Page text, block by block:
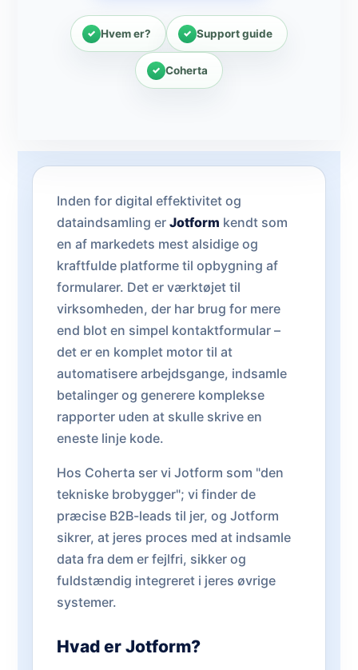
Hvem er? Support guide
Coherta
Inden for digital effektivitet og
dataindsamling er Jotform kendt som
en af markedets mest alsidige og
kraftfulde platforme til opbygning af
formularer. Det er værktøjet til
virksomheden, der har brug for mere
end blot en simpel kontaktformular –
det er en komplet motor til at
automatisere arbejdsgange, indsamle
betalinger og generere komplekse
rapporter uden at skulle skrive en
eneste linje kode.
Hos Coherta ser vi Jotform som "den
tekniske brobygger"; vi finder de
præcise B2B-leads til jer, og Jotform
sikrer, at jeres proces med at indsamle
data fra dem er fejlfri, sikker og
fuldstændig integreret i jeres øvrige
systemer.
Hvad er Jotform?